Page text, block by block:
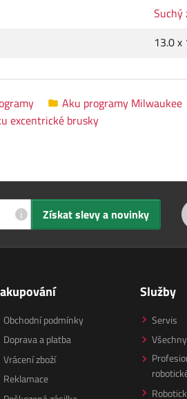
Suchý
13.0 x
Aku programy Milwaukee
excentrické brusky
i Získat slevy a novinky
Obchodní podmínky
Doprava a platba
Vrácení zboží
Reklamace
Služby
Servis